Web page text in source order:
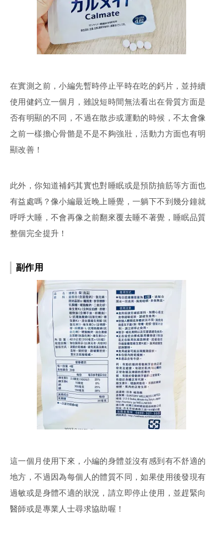
在實測之前，小編先暫時停止平時在吃的鈣片，並持續
使用健鈣立一個月，雖說短時間無法看出在骨質方面是
否有明顯的不同，不過在散步或運動的時候，不太會像
之前一樣擔心骨骼是不是不夠強壯，活動力方面也有明
顯改善！
此外，你知道補鈣其實也對睡眠或是預防抽筋等方面也
有益處嗎？像小編最近晚上睡覺，一躺下不到幾分鐘就
呼呼大睡，不會再像之前翻來覆去睡不著覺，睡眠品質
整個完全提升！
副作用
這一個月使用下來，小編的身體並沒有感到有不舒適的
地方，不過因為每個人的體質不同，如果使用後發現有
過敏或是身體不適的狀況，請立即停止使用，並趕緊向
醫師或是專業人士尋求協助喔！